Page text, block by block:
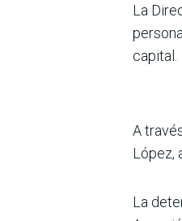
La
capital.
A
López,
La